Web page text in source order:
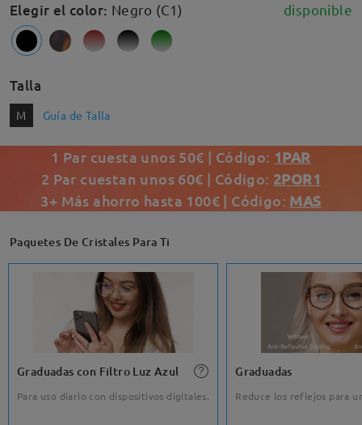
Elegir el color: Negro (C1) disponible
Talla
M Guía de Talla
1 Par cuesta unos 50€ | Código: 1PAR
2 Par cuestan unos 60€ | Código: 2POR1
3+ Más ahorro hasta 100€ | Código: MAS
Paquetes De Cristales Para Ti
Graduadas con Filtro Luz Azul
Para uso diario con dispositivos digitales.
Graduadas
Reduce los reflejos para